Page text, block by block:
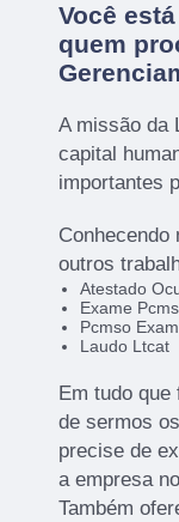
Você
quem
A missão da
capital
importantes
Conhecendo
outros
Atestado
Exame
Pcmso
Laudo Ltcat
Em tudo
de sermos
precise de
a empresa
Também